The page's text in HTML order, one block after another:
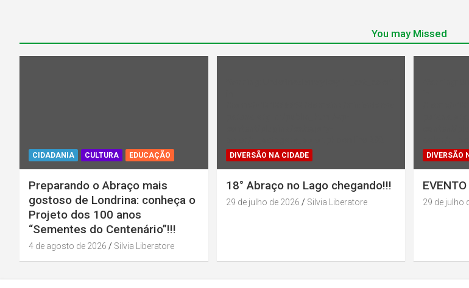
You may Missed
CIDADANIA CULTURA EDUCAÇÃO
Preparando o Abraço mais
gostoso de Londrina: conheça o
Projeto dos 100 anos
“Sementes do Centenário”!!!
4 de agosto de 2026 Silvia Liberatore
DIVERSÃO NA CIDADE
18° Abraço no Lago chegando!!!
29 de julho de 2026 Silvia Liberatore
DIVERSÃO
29 de julho